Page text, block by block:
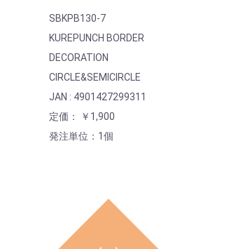
SBKPB130-7
KUREPUNCH BORDER
DECORATION
CIRCLE&SEMICIRCLE
JAN : 4901427299311
定価： ￥1,900
発注単位：1個